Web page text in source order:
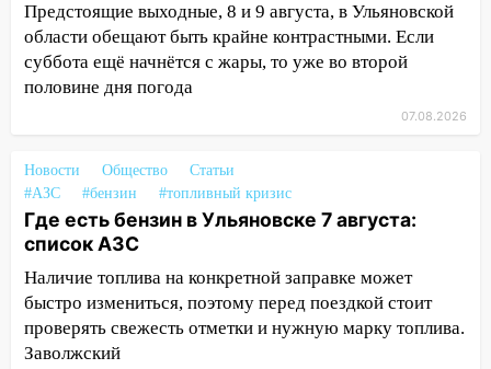
16:51 В Чердаклинском районе
ремонтируют дороги, ставят остановки
и проводят новое освещение
В Ульяновске установили ещё
16:26 В Ульяновске бесплатно покажут
матч «Волги» под открытым небом
16:12
В Ульяновском госуниверситете
разработают отечественный прибор для
цифровой ПЦР
15:47 Ульяновцы могут вернуть деньги
Предстоящие выходные, 8 и 9 августа, в Ульяновской
области обещают быть крайне контрастными. Если
суббота ещё начнётся с жары, то уже во второй
половине дня погода
07.08.2026
Новости Общество
Статьи
#АЗС
#бензин #топливный кризис
Где есть бензин в Ульяновске 7 августа:
список АЗС
Наличие топлива на конкретной заправке может
быстро измениться, поэтому перед поездкой стоит
проверять свежесть отметки и нужную марку топлива.
Заволжский